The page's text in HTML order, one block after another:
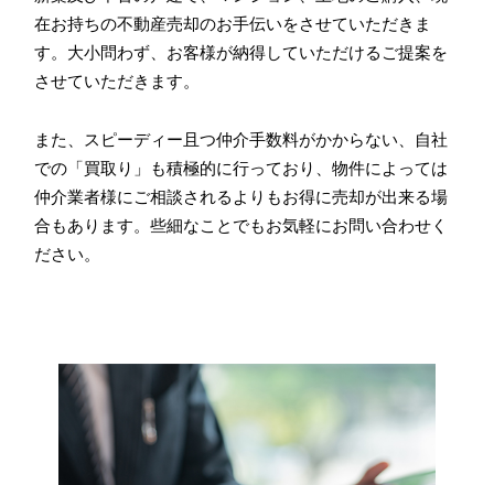
在お持ちの不動産売却のお手伝いをさせていただきま
す。大小問わず、お客様が納得していただけるご提案を
させていただきます。
また、スピーディー且つ仲介手数料がかからない、自社
での「買取り」も積極的に行っており、物件によっては
仲介業者様にご相談されるよりもお得に売却が出来る場
合もあります。些細なことでもお気軽にお問い合わせく
ださい。